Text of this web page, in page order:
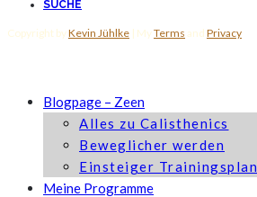
SUCHE
Copyright byKevin Jühlke | MyTerms and Privacy
Blogpage – Zeen
Alles zu Calisthenics
Beweglicher werden
Einsteiger Trainingsplan
Meine Programme